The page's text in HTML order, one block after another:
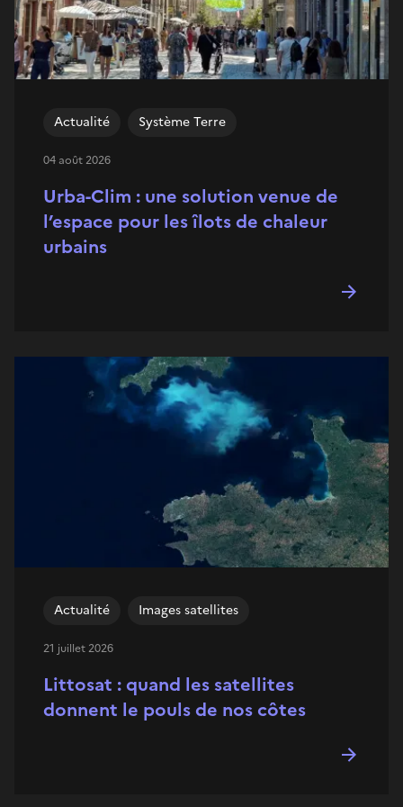
Urba-Clim : une solution venue de
l’espace pour les îlots de chaleur
urbains
Actualité Système Terre
04 août 2026
Littosat : quand les satellites
donnent le pouls de nos côtes
Actualité Images satellites
21 juillet 2026